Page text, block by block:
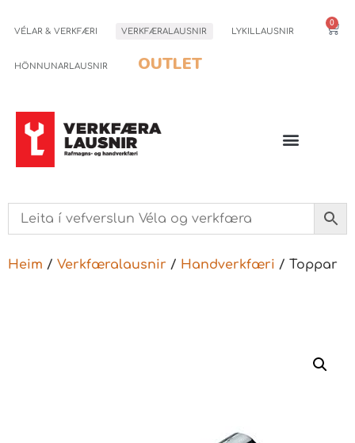
VÉLAR & VERKFÆRI VERKFÆRALAUSNIR LYKILLAUSNIR
HÖNNUNARLAUSNIR OUTLET
0
Heim / Verkfæralausnir / Handverkfæri / Toppar